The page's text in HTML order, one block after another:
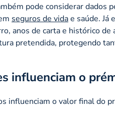
pode considerar dados
seguros de vidae saúde. Já
anos de carta e histórico
pretendida, protegendo
influenciam o
influenciam o valor final do